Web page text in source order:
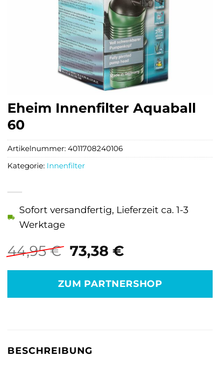
Eheim Innenfilter Aquaball
60
44,95€ Ursprünglicher
Preis
war:
44,95 €
73,38 €Aktueller
ist:
73,38 €.
Sofort versandfertig, Lieferzeit ca. 1-3
Werktage
ZUM PARTNERSHOP
Artikelnummer: 4011708240106
Kategorie: Innenfilter
BESCHREIBUNG